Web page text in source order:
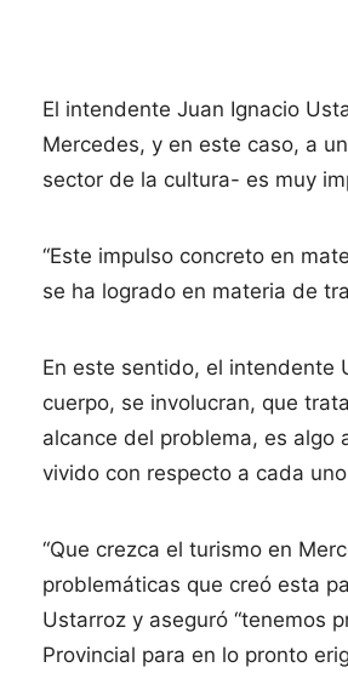
El intendente Juan Ignacio
Mercedes, y en este caso, a
sector de la cultura- es muy
“Este impulso concreto en
se ha logrado en materia de
En este sentido, el intendente
cuerpo, se involucran, que
alcance del problema, es algo
vivido con respecto a cada
“Que crezca el turismo en
problemáticas que creó esta
Ustarroz y aseguró “tenemos
Provincial para en lo pronto